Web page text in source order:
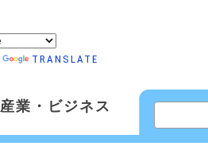
TRANSLATE
産業・ビジネス